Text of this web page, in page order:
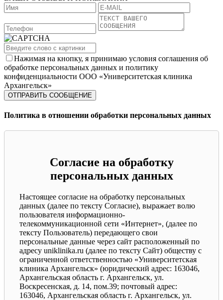
Нажимая на кнопку, я принимаю условия соглашения об
обработке персональных данных и политику
конфиденциальности ООО «Университетская клиника
Архангельск»
Политика в отношении обработки персональных данных
Согласие на обработку
персональных данных
Настоящее согласие на обработку персональных
данных (далее по тексту Согласие), выражает волю
пользователя информационно-
телекоммуникационной сети «Интернет», (далее по
тексту Пользователь) передающего свои
персональные данные через сайт расположенный по
адресу uniklinika.ru (далее по тексту Сайт) обществу с
ограниченной ответственностью «Университетская
клиника Архангельск» (юридический адрес: 163046,
Архангельская область г. Архангельск, ул.
Воскресенская, д. 14, пом.39; почтовый адрес:
163046, Архангельская область г. Архангельск, ул.